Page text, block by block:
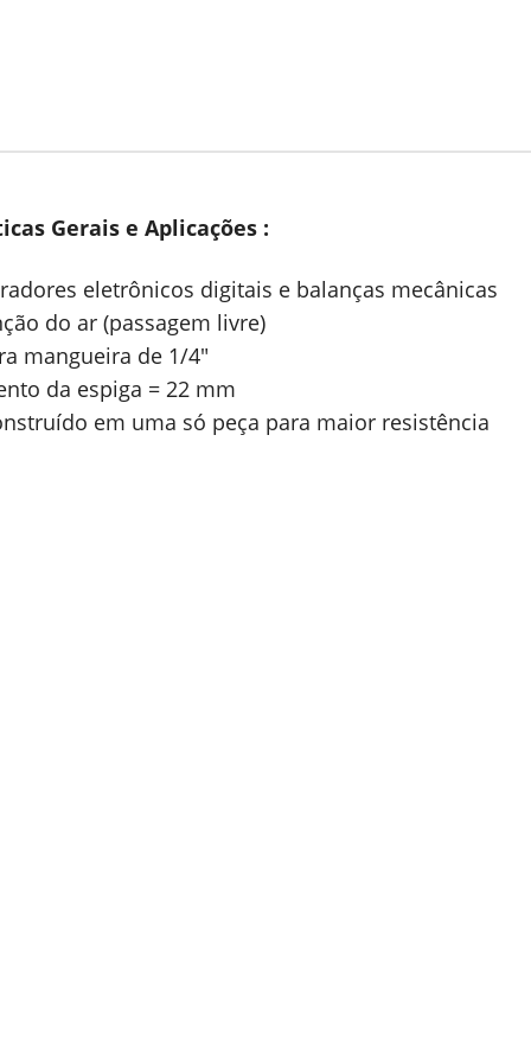
Gerais e Aplicações :
eletrônicos digitais e balanças mecânicas
do ar (passagem livre)
mangueira de 1/4″
da espiga = 22 mm
em uma só peça para maior resistência